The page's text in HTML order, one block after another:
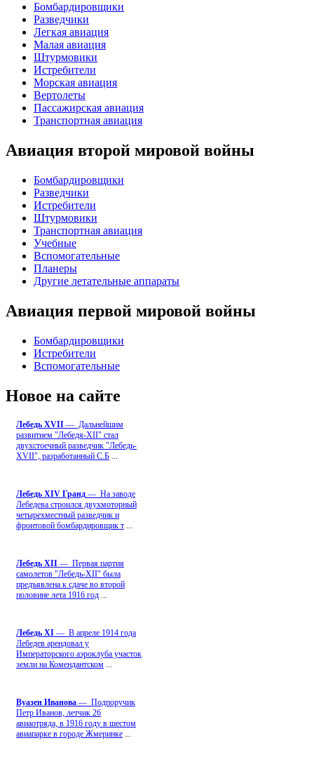
Бомбардировщики
Разведчики
Легкая авиация
Малая авиация
Штурмовики
Истребители
Морская авиация
Вертолеты
Пассажирская авиация
Транспортная авиация
Авиация второй мировой войны
Бомбардировщики
Разведчики
Истребители
Штурмовики
Транспортная авиация
Учебные
Вспомогательные
Планеры
Другие летательные аппараты
Авиация первой мировой войны
Бомбардировщики
Истребители
Вспомогательные
Новое на сайте
Лебедь ХVII — Дальнейшим
развитием "Лебедя-ХII" стал
двухстоечный разведчик "Лебедь-
XVII", разработанный С.Б
Лебедь ХIV Гранд — На заводе
Лебедева строился двухмоторный
четырехместный разведчик и
фронтовой бомбардировщик т
Лебедь ХII — Первая партия
самолетов "Лебедь-ХII" была
предъявлена к сдаче во второй
половине лета 1916 год
Лебедь ХI — В апреле 1914 года
Лебедев арендовал у
Императорского аэроклуба участок
земли на Комендантском
Вуазен Иванова — Подпоручик
Петр Иванов, летчик 26
авиаотряда, в 1916 году в шестом
авиапарке в городе Жмеринке